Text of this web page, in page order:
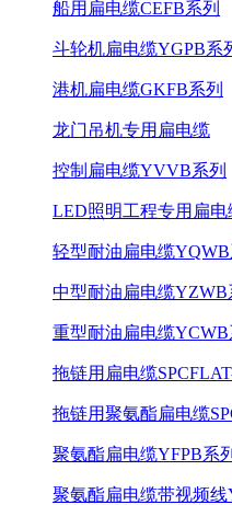
船用扁电缆CEFB系列
斗轮机扁电缆YGPB系
港机扁电缆GKFB系列
龙门吊机专用扁电缆
控制扁电缆YVVB系列
LED照明工程专用扁电
轻型耐油扁电缆YQWB
中型耐油扁电缆YZWB
重型耐油扁电缆YCWB
拖链用扁电缆
拖链用聚氨酯扁电缆
聚氨酯扁电缆YFPB系列
聚氨酯扁电缆带视频线